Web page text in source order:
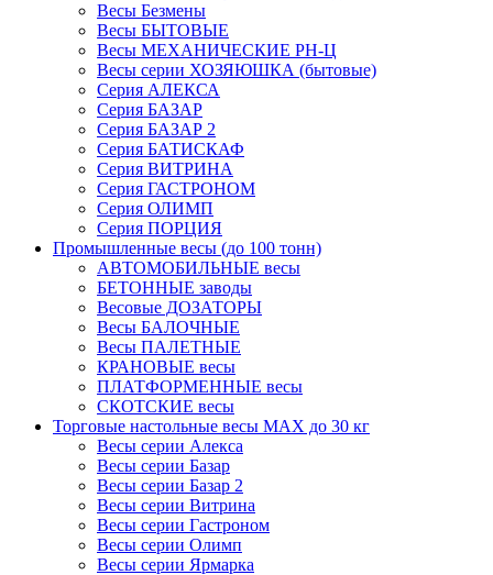
Весы Безмены
Весы БЫТОВЫЕ
Весы МЕХАНИЧЕСКИЕ РН-Ц
Весы серии ХОЗЯЮШКА (бытовые)
Серия АЛЕКСА
Серия БАЗАР
Серия БАЗАР 2
Серия БАТИСКАФ
Серия ВИТРИНА
Серия ГАСТРОНОМ
Серия ОЛИМП
Серия ПОРЦИЯ
Промышленные весы (до 100 тонн)
АВТОМОБИЛЬНЫЕ весы
БЕТОННЫЕ заводы
Весовые ДОЗАТОРЫ
Весы БАЛОЧНЫЕ
Весы ПАЛЕТНЫЕ
КРАНОВЫЕ весы
ПЛАТФОРМЕННЫЕ весы
СКОТСКИЕ весы
Торговые настольные весы MAX до 30 кг
Весы серии Алекса
Весы серии Базар
Весы серии Базар 2
Весы серии Витрина
Весы серии Гастроном
Весы серии Олимп
Весы серии Ярмарка